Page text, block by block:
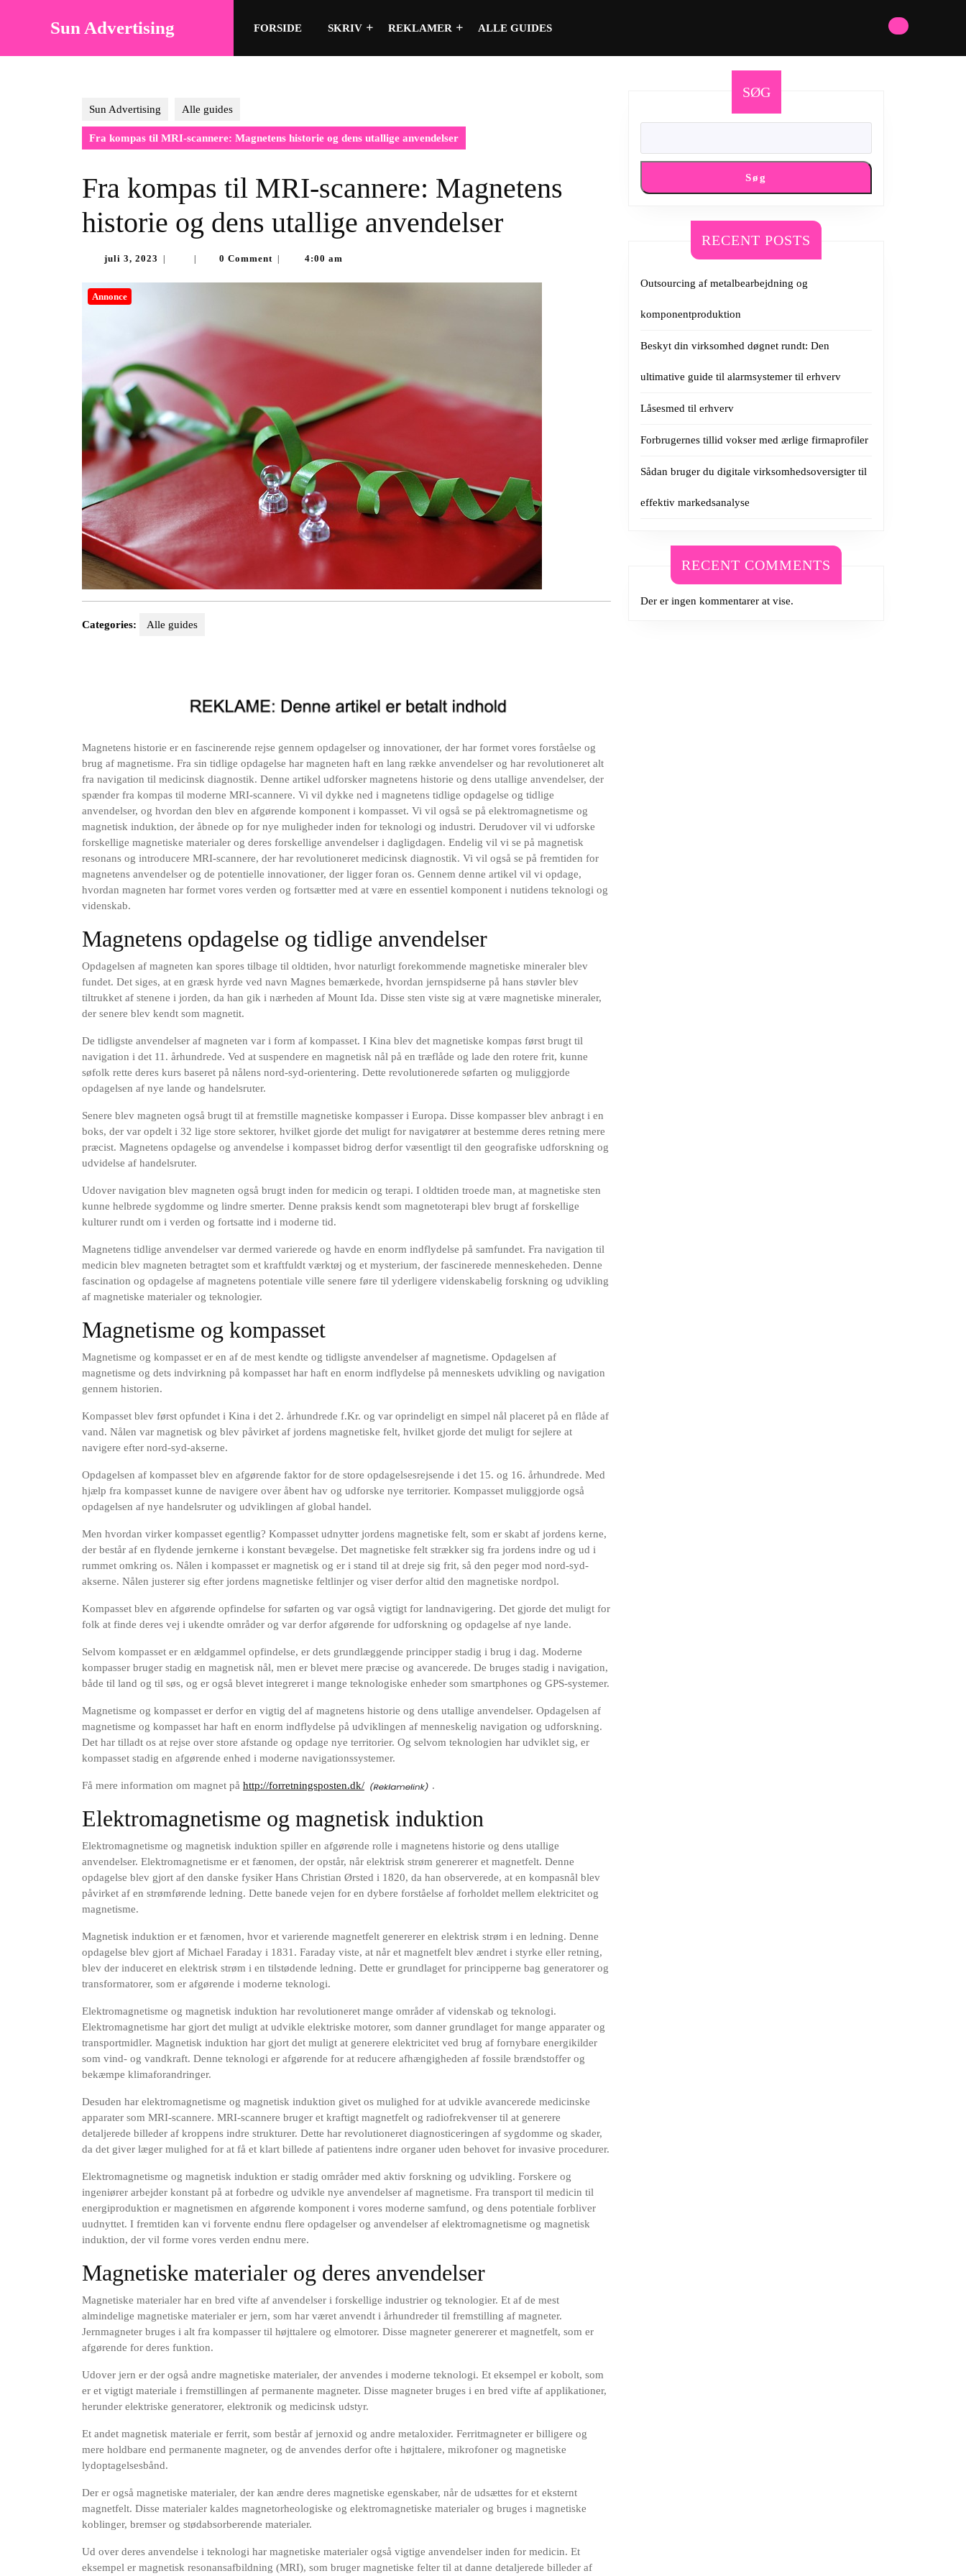
Sun Advertising FORSIDE SKRIV REKLAMER ALLE GUIDES
Sun Advertising Alle guides
Fra kompas til MRI-scannere: Magnetens historie og dens utallige anvendelser
Fra kompas til MRI-scannere: Magnetens
historie og dens utallige anvendelser
juli 3, 2023 juli
2023
0 Comment 4:00 am
Annonce
Categories: Alle guides
Magnetens historie er en fascinerende rejse gennem opdagelser og innovationer, der har formet vores forståelse og
brug af magnetisme. Fra sin tidlige opdagelse har magneten haft en lang række anvendelser og har revolutioneret alt
fra navigation til medicinsk diagnostik. Denne artikel udforsker magnetens historie og dens utallige anvendelser, der
spænder fra kompas til moderne MRI-scannere. Vi vil dykke ned i magnetens tidlige opdagelse og tidlige
anvendelser, og hvordan den blev en afgørende komponent i kompasset. Vi vil også se på elektromagnetisme og
magnetisk induktion, der åbnede op for nye muligheder inden for teknologi og industri. Derudover vil vi udforske
forskellige magnetiske materialer og deres forskellige anvendelser i dagligdagen. Endelig vil vi se på magnetisk
resonans og introducere MRI-scannere, der har revolutioneret medicinsk diagnostik. Vi vil også se på fremtiden for
magnetens anvendelser og de potentielle innovationer, der ligger foran os. Gennem denne artikel vil vi opdage,
hvordan magneten har formet vores verden og fortsætter med at være en essentiel komponent i nutidens teknologi og
videnskab.
Magnetens opdagelse og tidlige anvendelser
Opdagelsen af magneten kan spores tilbage til oldtiden, hvor naturligt forekommende magnetiske mineraler blev
fundet. Det siges, at en græsk hyrde ved navn Magnes bemærkede, hvordan jernspidserne på hans støvler blev
tiltrukket af stenene i jorden, da han gik i nærheden af ​​Mount Ida. Disse sten viste sig at være magnetiske mineraler,
der senere blev kendt som magnetit.
De tidligste anvendelser af magneten var i form af kompasset. I Kina blev det magnetiske kompas først brugt til
navigation i det 11. århundrede. Ved at suspendere en magnetisk nål på en træflåde og lade den rotere frit, kunne
søfolk rette deres kurs baseret på nålens nord-syd-orientering. Dette revolutionerede søfarten og muliggjorde
opdagelsen af ​​nye lande og handelsruter.
Senere blev magneten også brugt til at fremstille magnetiske kompasser i Europa. Disse kompasser blev anbragt i en
boks, der var opdelt i 32 lige store sektorer, hvilket gjorde det muligt for navigatører at bestemme deres retning mere
præcist. Magnetens opdagelse og anvendelse i kompasset bidrog derfor væsentligt til den geografiske udforskning og
udvidelse af handelsruter.
Udover navigation blev magneten også brugt inden for medicin og terapi. I oldtiden troede man, at magnetiske sten
kunne helbrede sygdomme og lindre smerter. Denne praksis kendt som magnetoterapi blev brugt af forskellige
kulturer rundt om i verden og fortsatte ind i moderne tid.
Magnetens tidlige anvendelser var dermed varierede og havde en enorm indflydelse på samfundet. Fra navigation til
medicin blev magneten betragtet som et kraftfuldt værktøj og et mysterium, der fascinerede menneskeheden. Denne
fascination og opdagelse af magnetens potentiale ville senere føre til yderligere videnskabelig forskning og udvikling
af magnetiske materialer og teknologier.
Magnetisme og kompasset
Magnetisme og kompasset er en af de mest kendte og tidligste anvendelser af magnetisme. Opdagelsen af
magnetisme og dets indvirkning på kompasset har haft en enorm indflydelse på menneskets udvikling og navigation
gennem historien.
Kompasset blev først opfundet i Kina i det 2. århundrede f.Kr. og var oprindeligt en simpel nål placeret på en flåde af
vand. Nålen var magnetisk og blev påvirket af jordens magnetiske felt, hvilket gjorde det muligt for sejlere at
navigere efter nord-syd-akserne.
Opdagelsen af kompasset blev en afgørende faktor for de store opdagelsesrejsende i det 15. og 16. århundrede. Med
hjælp fra kompasset kunne de navigere over åbent hav og udforske nye territorier. Kompasset muliggjorde også
opdagelsen af nye handelsruter og udviklingen af global handel.
Men hvordan virker kompasset egentlig? Kompasset udnytter jordens magnetiske felt, som er skabt af jordens kerne,
der består af en flydende jernkerne i konstant bevægelse. Det magnetiske felt strækker sig fra jordens indre og ud i
rummet omkring os. Nålen i kompasset er magnetisk og er i stand til at dreje sig frit, så den peger mod nord-syd-
akserne. Nålen justerer sig efter jordens magnetiske feltlinjer og viser derfor altid den magnetiske nordpol.
Kompasset blev en afgørende opfindelse for søfarten og var også vigtigt for landnavigering. Det gjorde det muligt for
folk at finde deres vej i ukendte områder og var derfor afgørende for udforskning og opdagelse af nye lande.
Selvom kompasset er en ældgammel opfindelse, er dets grundlæggende principper stadig i brug i dag. Moderne
kompasser bruger stadig en magnetisk nål, men er blevet mere præcise og avancerede. De bruges stadig i navigation,
både til land og til søs, og er også blevet integreret i mange teknologiske enheder som smartphones og GPS-systemer.
Magnetisme og kompasset er derfor en vigtig del af magnetens historie og dens utallige anvendelser. Opdagelsen af
magnetisme og kompasset har haft en enorm indflydelse på udviklingen af menneskelig navigation og udforskning.
Det har tilladt os at rejse over store afstande og opdage nye territorier. Og selvom teknologien har udviklet sig, er
kompasset stadig en afgørende enhed i moderne navigationssystemer.
Få mere information om magnet på http://forretningsposten.dk/ .
Elektromagnetisme og magnetisk induktion
Elektromagnetisme og magnetisk induktion spiller en afgørende rolle i magnetens historie og dens utallige
anvendelser. Elektromagnetisme er et fænomen, der opstår, når elektrisk strøm genererer et magnetfelt. Denne
opdagelse blev gjort af den danske fysiker Hans Christian Ørsted i 1820, da han observerede, at en kompasnål blev
påvirket af en strømførende ledning. Dette banede vejen for en dybere forståelse af forholdet mellem elektricitet og
magnetisme.
Magnetisk induktion er et fænomen, hvor et varierende magnetfelt genererer en elektrisk strøm i en ledning. Denne
opdagelse blev gjort af Michael Faraday i 1831. Faraday viste, at når et magnetfelt blev ændret i styrke eller retning,
blev der induceret en elektrisk strøm i en tilstødende ledning. Dette er grundlaget for principperne bag generatorer og
transformatorer, som er afgørende i moderne teknologi.
Elektromagnetisme og magnetisk induktion har revolutioneret mange områder af videnskab og teknologi.
Elektromagnetisme har gjort det muligt at udvikle elektriske motorer, som danner grundlaget for mange apparater og
transportmidler. Magnetisk induktion har gjort det muligt at generere elektricitet ved brug af fornybare energikilder
som vind- og vandkraft. Denne teknologi er afgørende for at reducere afhængigheden af fossile brændstoffer og
bekæmpe klimaforandringer.
Desuden har elektromagnetisme og magnetisk induktion givet os mulighed for at udvikle avancerede medicinske
apparater som MRI-scannere. MRI-scannere bruger et kraftigt magnetfelt og radiofrekvenser til at generere
detaljerede billeder af kroppens indre strukturer. Dette har revolutioneret diagnosticeringen af sygdomme og skader,
da det giver læger mulighed for at få et klart billede af patientens indre organer uden behovet for invasive procedurer.
Elektromagnetisme og magnetisk induktion er stadig områder med aktiv forskning og udvikling. Forskere og
ingeniører arbejder konstant på at forbedre og udvikle nye anvendelser af magnetisme. Fra transport til medicin til
energiproduktion er magnetismen en afgørende komponent i vores moderne samfund, og dens potentiale forbliver
uudnyttet. I fremtiden kan vi forvente endnu flere opdagelser og anvendelser af elektromagnetisme og magnetisk
induktion, der vil forme vores verden endnu mere.
Magnetiske materialer og deres anvendelser
Magnetiske materialer har en bred vifte af anvendelser i forskellige industrier og teknologier. Et af de mest
almindelige magnetiske materialer er jern, som har været anvendt i århundreder til fremstilling af magneter.
Jernmagneter bruges i alt fra kompasser til højttalere og elmotorer. Disse magneter genererer et magnetfelt, som er
afgørende for deres funktion.
Udover jern er der også andre magnetiske materialer, der anvendes i moderne teknologi. Et eksempel er kobolt, som
er et vigtigt materiale i fremstillingen af permanente magneter. Disse magneter bruges i en bred vifte af applikationer,
herunder elektriske generatorer, elektronik og medicinsk udstyr.
Et andet magnetisk materiale er ferrit, som består af jernoxid og andre metaloxider. Ferritmagneter er billigere og
mere holdbare end permanente magneter, og de anvendes derfor ofte i højttalere, mikrofoner og magnetiske
lydoptagelsesbånd.
Der er også magnetiske materialer, der kan ændre deres magnetiske egenskaber, når de udsættes for et eksternt
magnetfelt. Disse materialer kaldes magnetorheologiske og elektromagnetiske materialer og bruges i magnetiske
koblinger, bremser og stødabsorberende materialer.
Ud over deres anvendelse i teknologi har magnetiske materialer også vigtige anvendelser inden for medicin. Et
eksempel er magnetisk resonansafbildning (MRI), som bruger magnetiske felter til at danne detaljerede billeder af
SØG
Søg
RECENT POSTS
Outsourcing af metalbearbejdning og
komponentproduktion
Beskyt din virksomhed døgnet rundt: Den
ultimative guide til alarmsystemer til erhverv
Låsesmed til erhverv
Forbrugernes tillid vokser med ærlige firmaprofiler
Sådan bruger du digitale virksomhedsoversigter til
effektiv markedsanalyse
RECENT COMMENTS
Der er ingen kommentarer at vise.